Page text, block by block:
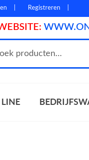
Registreren
LINE